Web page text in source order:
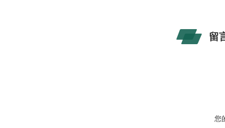
留
您